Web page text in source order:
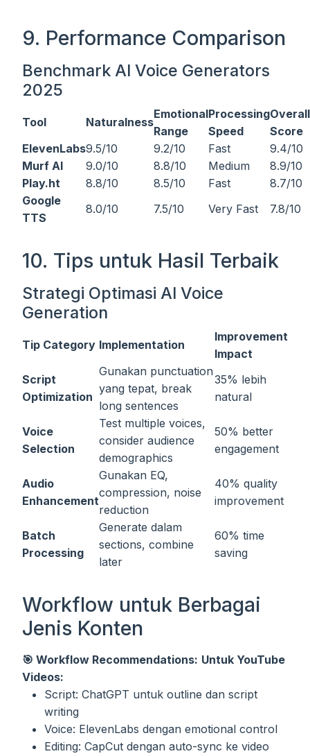
9. Performance Comparison
Benchmark AI Voice Generators
2025
Tool Naturalness
Emotional
Range
Processing
Speed
Overall
Score
ElevenLabs9.5/10 9.2/10 Fast
9.4/10
Murf AI
9.0/10 8.8/10 Medium
8.9/10
Play.ht
8.8/10 8.5/10 Fast
8.7/10
Google
TTS
8.0/10 7.5/10 Very Fast 7.8/10
10. Tips untuk Hasil Terbaik
Strategi Optimasi AI Voice
Generation
Tip Category Implementation
Improvement
Impact
Script
Optimization
Gunakan punctuation
yang tepat, break
long sentences
35% lebih
natural
Voice
Selection
Test multiple voices,
consider audience
demographics
50% better
engagement
Audio
Enhancement
Gunakan EQ,
compression, noise
reduction
40% quality
improvement
Batch
Processing
Generate dalam
sections, combine
later
60% time
saving
Workflow untuk Berbagai
Jenis Konten
🎯 Workflow Recommendations: Untuk YouTube
Videos:
Script: ChatGPT untuk outline dan script
writing
Voice: ElevenLabs dengan emotional control
Editing: CapCut dengan auto-sync ke video